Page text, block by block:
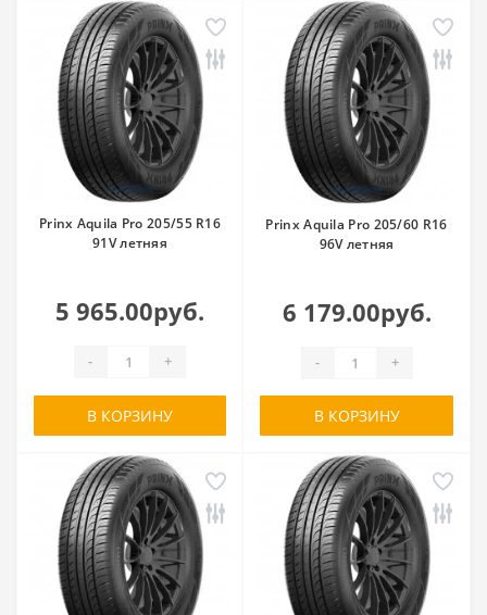
Prinx Aquila Pro 205/55 R16
91V летняя
5 965.00руб.
- +
В КОРЗИНУ
Prinx Aquila Pro 205/60 R16
96V летняя
6 179.00руб.
- +
В КОРЗИНУ